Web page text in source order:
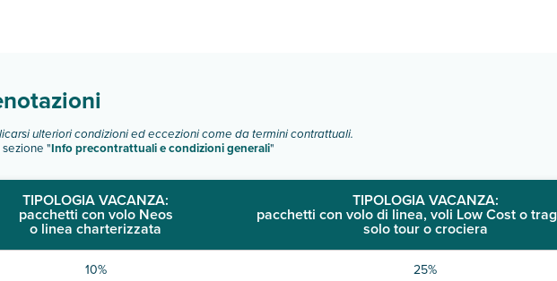
ulteriori condizioni ed eccezioni come da termini contrattuali.
"Info precontrattuali e condizioni generali"
TIPOLOGIA VACANZA:
pacchetti con volo Neos
o linea charterizzata
TIPOLOGIA VACANZA:
pacchetti con volo di linea, voli Low Cost o
solo tour o crociera
10% 25%